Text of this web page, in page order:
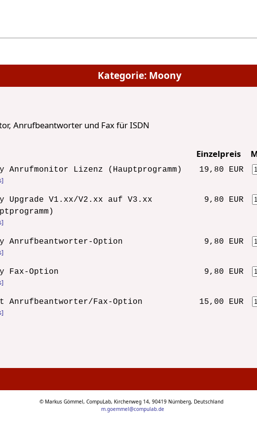
Kategorie: Moony
Anrufbeantworter und Fax für ISDN
Einzelpreis
Anrufmonitor Lizenz (Hauptprogramm)
19,80 EUR
Upgrade V1.xx/V2.xx auf V3.xx
9,80 EUR
Anrufbeantworter-Option
9,80 EUR
Fax-Option
9,80 EUR
Anrufbeantworter/Fax-Option
15,00 EUR
© Markus Gömmel, CompuLab, Kirchenweg 14, 90419 Nürnberg, Deutschland
m.goemmel@compulab.de